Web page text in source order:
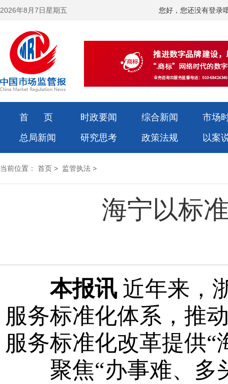
2026年8月7日星期五 您好，您还没有登录
首 页 时政要闻 综合新闻
市场
总局新闻
研究思考 政策法规 以案
当前位置： 首页 > 监管执法 >
海宁以标
本报讯 近年来，
服务标准化体系，推
服务标准化改革提供“
聚焦“办事难、多